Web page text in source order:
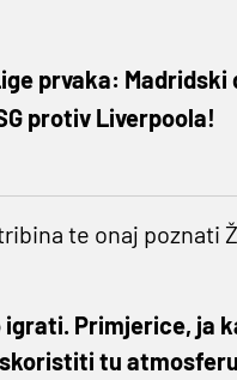
prvaka: Madridski
protiv Liverpoola!
te onaj poznati
Primjerice, ja
tu